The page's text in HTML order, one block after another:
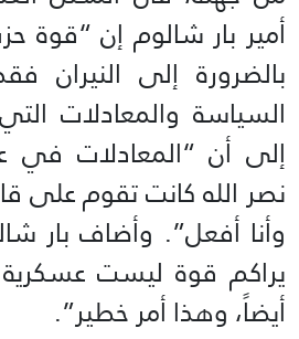
أمير بار شالوم إن “قوة
بالضرورة إلى النيران
السياسة والمعادلات
إلى أن “المعادلات
نصر الله كانت تقوم على
وأنا أفعل”. وأضاف بار
يراكم قوة ليست
أيضاً، وهذا أمر خطير”.